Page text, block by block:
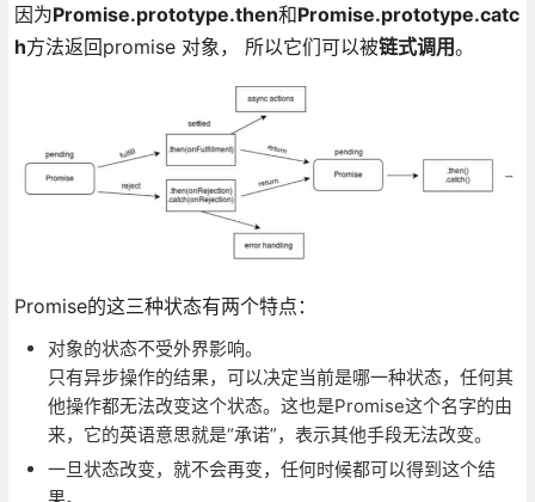
因为Promise.prototype.then和Promise.prototype.catc
h方法返回promise 对象， 所以它们可以被链式调用。
Promise的这三种状态有两个特点：
对象的状态不受外界影响。
只有异步操作的结果，可以决定当前是哪一种状态，任何其
他操作都无法改变这个状态。这也是Promise这个名字的由
来，它的英语意思就是“承诺”，表示其他手段无法改变。
一旦状态改变，就不会再变，任何时候都可以得到这个结
果。